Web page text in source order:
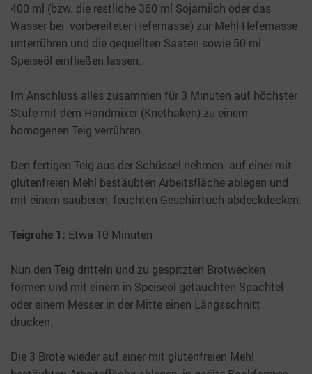
400 ml (bzw. die restliche 360 ml Sojamilch oder das
Wasser bei vorbereiteter Hefemasse) zur Mehl-Hefemasse
unterrühren und die gequellten Saaten sowie 50 ml
Speiseöl einfließen lassen.
Im Anschluss alles zusammen für 3 Minuten auf höchster
Stufe mit dem Handmixer (Knethaken) zu einem
homogenen Teig verrühren.
Den fertigen Teig aus der Schüssel nehmen auf einer mit
glutenfreien Mehl bestäubten Arbeitsfläche ablegen und
mit einem sauberen, feuchten Geschirrtuch abdeckdecken.
Teigruhe 1: Etwa 10 Minuten
Nun den Teig dritteln und zu gespitzten Brotwecken
formen und mit einem in Speiseöl getauchten Spachtel
oder einem Messer in der Mitte einen Längsschnitt
drücken.
Die 3 Brote wieder auf einer mit glutenfreien Mehl